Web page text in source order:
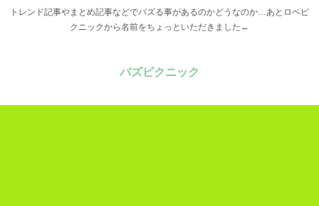
トレンド記事やまとめ記事などでバズる事があるのかどうなのか…あとロペピ
クニックから名前をちょっといただきました←
バズピクニック